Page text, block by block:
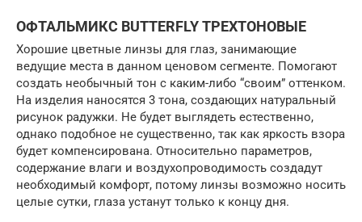
ОФТАЛЬМИКС BUTTERFLY ТРЕХТОНОВЫЕ
Хорошие цветные линзы для глаз, занимающие
ведущие места в данном ценовом сегменте. Помогают
создать необычный тон с каким-либо “своим” оттенком.
На изделия наносятся 3 тона, создающих натуральный
рисунок радужки. Не будет выглядеть естественно,
однако подобное не существенно, так как яркость взора
будет компенсирована. Относительно параметров,
содержание влаги и воздухопроводимость создадут
необходимый комфорт, потому линзы возможно носить
целые сутки, глаза устанут только к концу дня.